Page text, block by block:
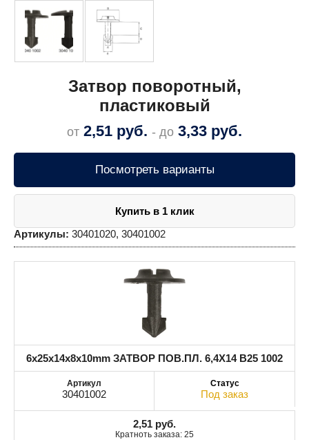
Затвор поворотный,
пластиковый
от 2,51 руб. - до 3,33 руб.
Посмотреть варианты
Купить в 1 клик
Артикулы: 30401020, 30401002
6x25x14x8x10mm ЗАТВОР ПОВ.ПЛ. 6,4X14 B25 1002
30401002 Под заказ
2,51 руб.
Кратноть заказа: 25